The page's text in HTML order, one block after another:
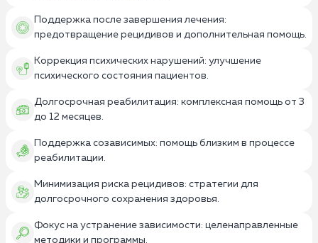
Поддержка после завершения лечения:
предотвращение рецидивов и дополнительная помощь.
Коррекция психических нарушений: улучшение
психического состояния пациентов.
Долгосрочная реабилитация: комплексная помощь от 3
до 12 месяцев.
Поддержка созависимых: помощь близким в процессе
реабилитации.
Минимизация риска рецидивов: стратегии для
долгосрочного сохранения здоровья.
Фокус на устранение зависимости: целенаправленные
методики и программы.